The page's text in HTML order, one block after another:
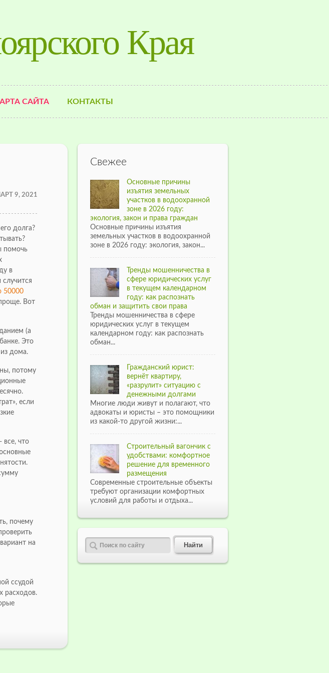
Края
САЙТА КОНТАКТЫ
9, 2021
долга?
помочь
в
50000
Вот
(а
Это
дома.
потому
если
все, что
почему
на
ссудой
расходов.
Свежее
Основные причины
изъятия земельных
участков в водоохранной
зоне в 2026 году:
экология, закон и права граждан
Основные причины изъятия
земельных участков в водоохранной
зоне в 2026 году: экология, закон...
Тренды мошенничества в
сфере юридических услуг
в текущем календарном
году: как распознать
обман и защитить свои права
Тренды мошенничества в сфере
юридических услуг в текущем
календарном году: как распознать
обман...
Гражданский юрист:
вернёт квартиру,
«разрулит» ситуацию с
денежными долгами
Многие люди живут и полагают, что
адвокаты и юристы – это помощники
из какой-то другой жизни:...
Строительный вагончик с
удобствами: комфортное
решение для временного
размещения
Современные строительные объекты
требуют организации комфортных
условий для работы и отдыха...